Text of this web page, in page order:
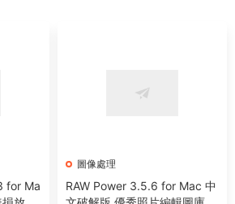
for Ma
圖像處理
RAW Power 3.5.6 for Mac 中